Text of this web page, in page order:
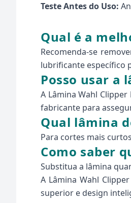
Teste Antes do Uso:
Qual é a
Recomenda-se
lubrificante específico
Posso usar a
A Lâmina Wahl
fabricante para
Qual lâmina
Para cortes mais
Como saber
Substitua a lâmina
A Lâmina Wahl
superior e design